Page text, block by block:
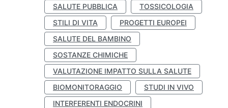
SALUTE PUBBLICA
TOSSICOLOGIA
STILI DI VITA
PROGETTI EUROPEI
SALUTE DEL BAMBINO
SOSTANZE CHIMICHE
VALUTAZIONE IMPATTO SULLA SALUTE
BIOMONITORAGGIO
STUDI IN VIVO
INTERFERENTI ENDOCRINI